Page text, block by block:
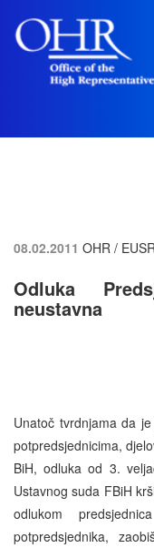
08.02.2011 OHR / EUSR
Odluka
neustavna
Unatoč tvrdnjama da
potpredsjednicima,
BiH, odluka od 3.
Ustavnog suda FBiH
odlukom
potpredsjednika,